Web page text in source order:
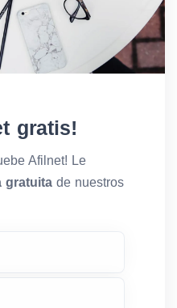
gratis!
Afilnet! Le
gratuita de nuestros